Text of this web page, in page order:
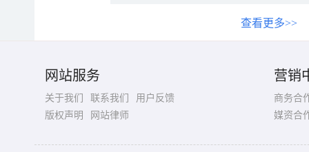
查看更多>>
网站服务
关于我们 联系我们
用户反馈
版权声明
网站律师
营销
商务合
媒资合